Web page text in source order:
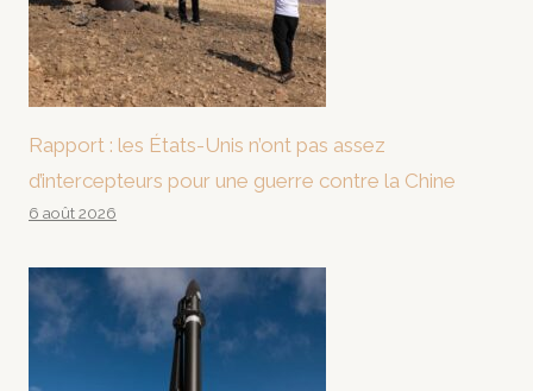
Rapport : les États-Unis n’ont pas assez
d’intercepteurs pour une guerre contre la Chine
6 août 2026